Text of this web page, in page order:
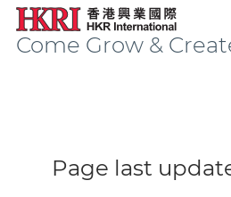
Come Grow &
Page last